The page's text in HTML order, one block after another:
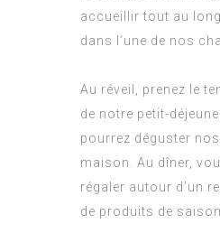
accueillir tout au long
dans l’une de nos
Au réveil, prenez le
de notre petit-
pourrez déguster
maison. Au dîner,
régaler autour d’un
de produits de